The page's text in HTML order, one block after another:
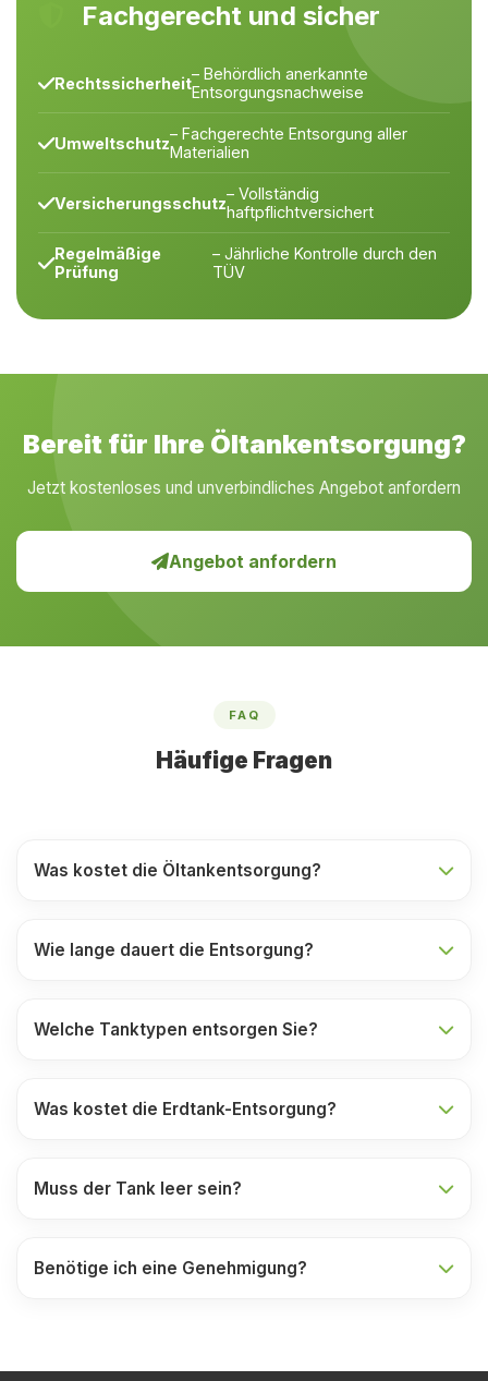
Fachgerecht und sicher
Rechtssicherheit– Behördlich anerkannte
Entsorgungsnachweise
Umweltschutz– Fachgerechte Entsorgung aller
Materialien
Versicherungsschutz– Vollständig
haftpflichtversichert
Regelmäßige
Prüfung
– Jährliche Kontrolle durch den
TÜV
Bereit für Ihre Öltankentsorgung?
Jetzt kostenloses und unverbindliches Angebot anfordern
Angebot anfordern
FAQ
Häufige Fragen
Was kostet die Öltankentsorgung?
Wie lange dauert die Entsorgung?
Welche Tanktypen entsorgen Sie?
Was kostet die Erdtank-Entsorgung?
Muss der Tank leer sein?
Benötige ich eine Genehmigung?